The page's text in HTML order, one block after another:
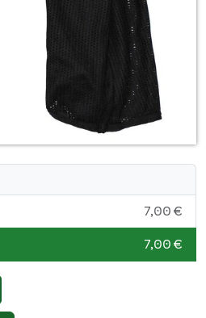
7,00 €
7,00 €